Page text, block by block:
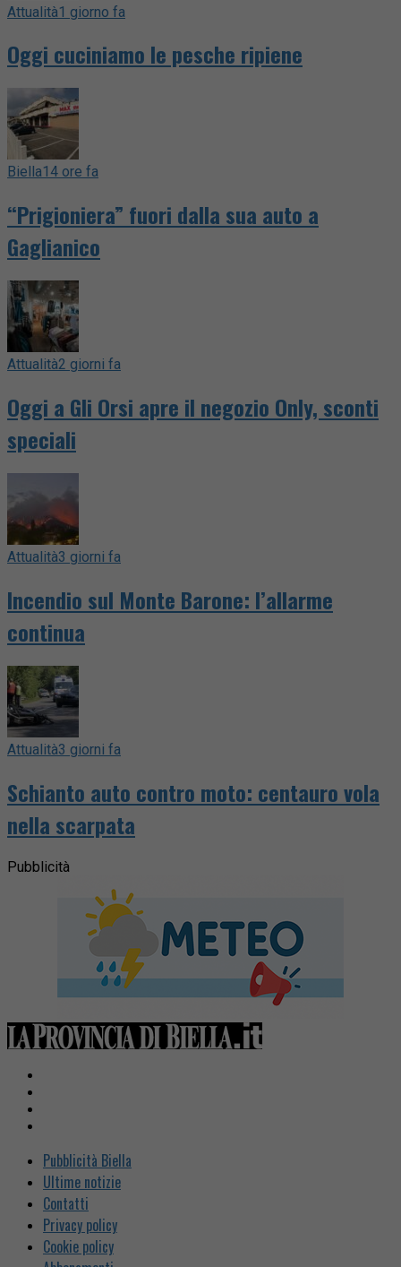
Attualità1 giorno fa
Oggi cuciniamo le pesche ripiene
Biella14 ore fa
“Prigioniera” fuori dalla sua auto a
Gaglianico
Attualità2 giorni fa
Oggi a Gli Orsi apre il negozio Only, sconti
speciali
Attualità3 giorni fa
Incendio sul Monte Barone: l’allarme
continua
Attualità3 giorni fa
Schianto auto contro moto: centauro vola
nella scarpata
Pubblicità
Pubblicità Biella
Ultime notizie
Contatti
Privacy policy
Cookie policy